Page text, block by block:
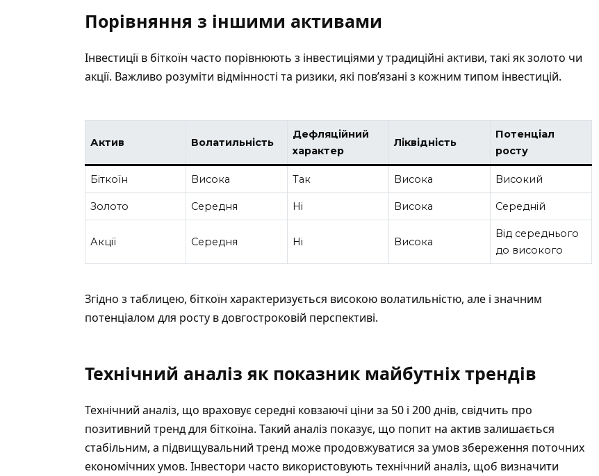
Порівняння з іншими активами
Інвестиції в біткоїн часто порівнюють з інвестиціями у традиційні активи, такі як золото чи
акції. Важливо розуміти відмінності та ризики, які пов’язані з кожним типом інвестицій.
Актив Волатильність
Дефляційний
характер
Ліквідність
Потенціал
росту
Біткоїн Висока Так Висока Високий
Золото Середня Ні Висока Середній
Акції Середня Ні Висока
Від середнього
до високого
Згідно з таблицею, біткоїн характеризується високою волатильністю, але і значним
потенціалом для росту в довгостроковій перспективі.
Технічний аналіз як показник майбутніх трендів
Технічний аналіз, що враховує середні ковзаючі ціни за 50 і 200 днів, свідчить про
позитивний тренд для біткоїна. Такий аналіз показує, що попит на актив залишається
стабільним, а підвищувальний тренд може продовжуватися за умов збереження поточних
економічних умов. Інвестори часто використовують технічний аналіз, щоб визначити